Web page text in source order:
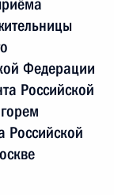
Федерации
Российской
Российской